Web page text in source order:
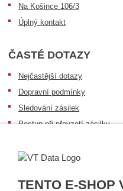
TENTO E-SHOP
Na Košince 106/3
Úplný kontakt
ČASTÉ DOTAZY
Nejčastější dotazy
Dopravní podmínky
Sledování zásilek
Postup při převzetí zásilky
Obecné informace